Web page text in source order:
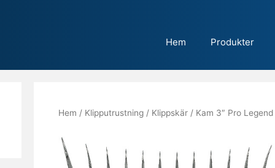
Hem Produkter
Hem / Klipputrustning / Klippskär / Kam 3″ Pro Legend